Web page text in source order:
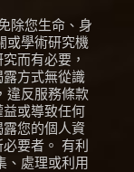
除您生命、身
或學術研究機
而有必要，
露方式無從識
違反服務條款
或導致任何
您的個人資
要者。 有利
、處理或利用